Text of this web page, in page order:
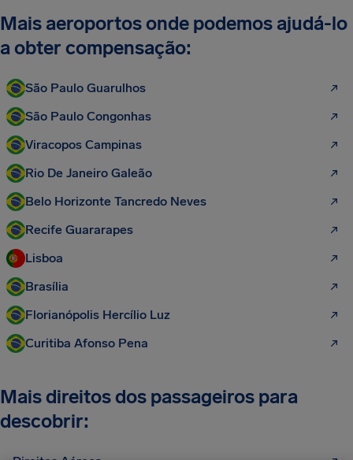
Mais aeroportos onde podemos ajudá-lo
a obter compensação:
São Paulo Guarulhos
São Paulo Congonhas
Viracopos Campinas
Rio De Janeiro Galeão
Belo Horizonte Tancredo Neves
Recife Guararapes
Lisboa
Brasília
Florianópolis Hercílio Luz
Curitiba Afonso Pena
Mais direitos dos passageiros para
descobrir: